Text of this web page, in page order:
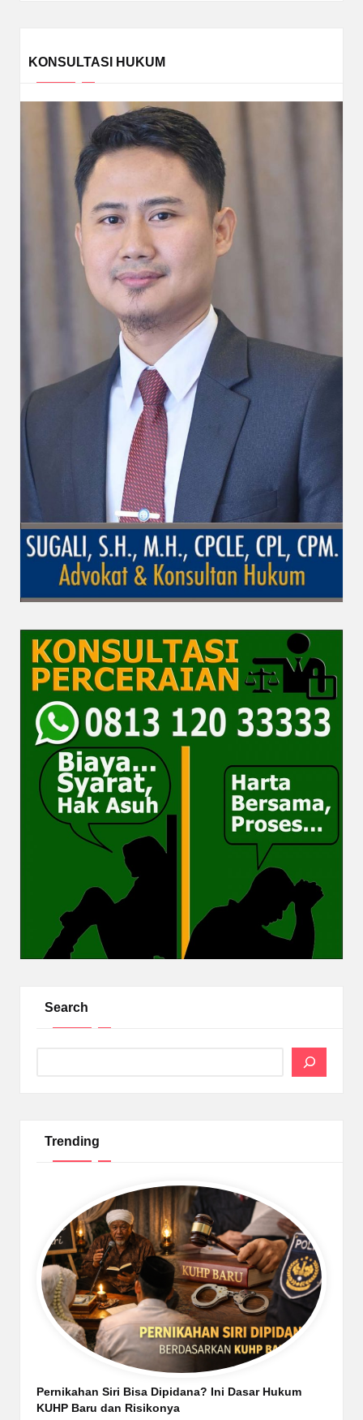
KONSULTASI HUKUM
Search
Trending
Pernikahan Siri Bisa Dipidana? Ini Dasar Hukum
KUHP Baru dan Risikonya